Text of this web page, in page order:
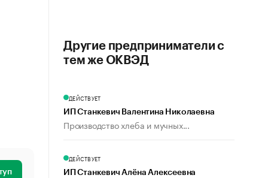
Другие предприниматели с
тем же ОКВЭД
ДЕЙСТВУЕТ
ИП Станкевич Валентина Николаевна
Производство хлеба и мучных...
ДЕЙСТВУЕТ
ИП Станкевич Алёна Алексеевна